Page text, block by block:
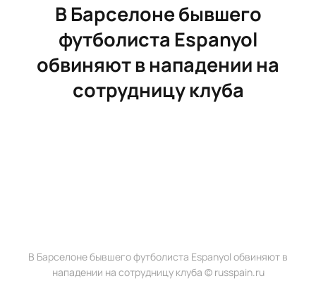
В Барселоне бывшего
футболиста Espanyol
обвиняют в нападении на
сотрудницу клуба
В Барселоне бывшего футболиста Espanyol обвиняют в
нападении на сотрудницу клуба © russpain.ru